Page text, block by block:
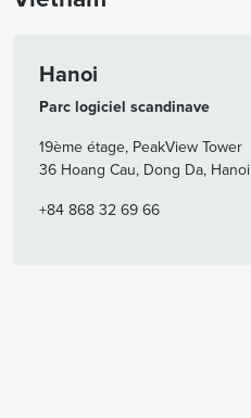
Hanoi
Parc logiciel scandinave
19ème étage, PeakView Tower
36 Hoang Cau, Dong Da, Hanoi
+84 868 32 69 66